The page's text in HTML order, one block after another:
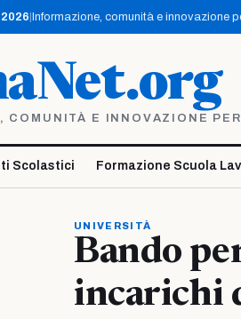
Informazione, comunità e innovazione
COMUNITÀ E INNOVAZIONE
Scolastici Formazione Scuola
UNIVERSITÀ
Bando
incarichi